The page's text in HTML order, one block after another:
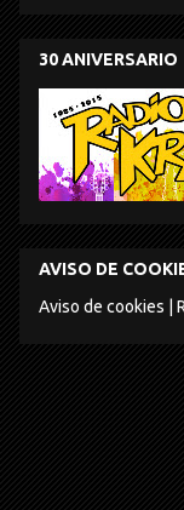
30 ANIVERSARIO
AVISO DE
Aviso de cookies |